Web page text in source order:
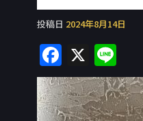
投稿日 2024年8月14日
F
a
c
X
n
e